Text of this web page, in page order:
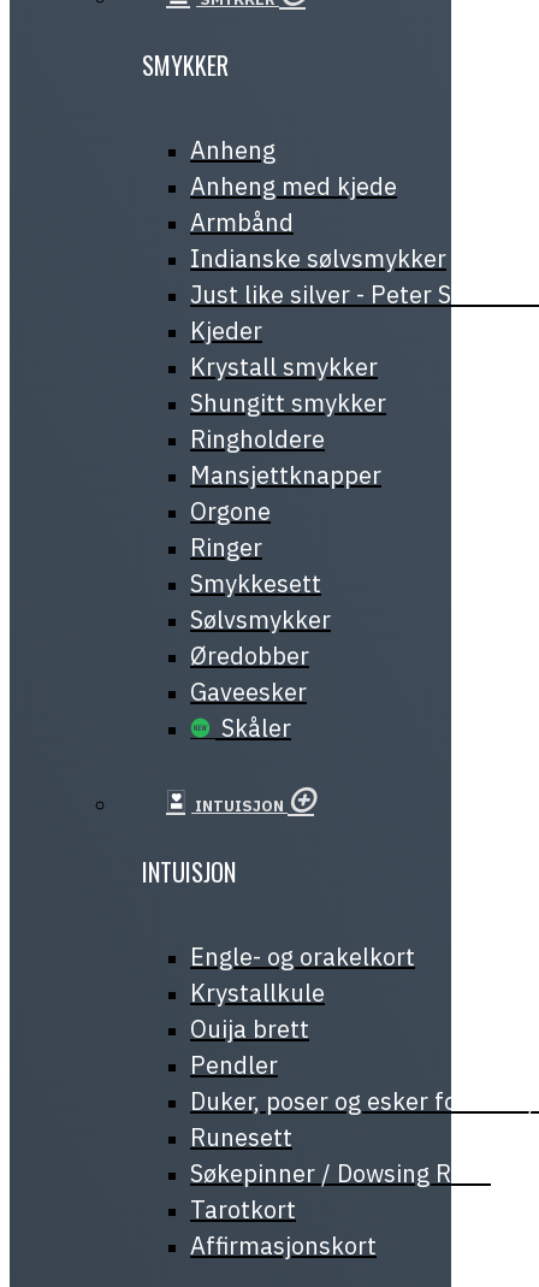
SMYKKER
Anheng
Anheng med kjede
Armbånd
Indianske sølvsmykker
Just like silver - Peter Stone
Kjeder
Krystall smykker
Shungitt smykker
Ringholdere
Mansjettknapper
Orgone
Ringer
Smykkesett
Sølvsmykker
Øredobber
Gaveesker
Skåler
INTUISJON
INTUISJON
Engle- og orakelkort
Krystallkule
Ouija brett
Pendler
Duker, poser og esker for
Runesett
Søkepinner / Dowsing Rods
Tarotkort
Affirmasjonskort